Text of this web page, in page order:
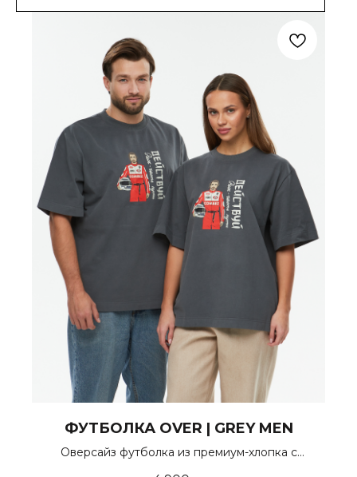
ФУТБОЛКА OVER | GREY MEN
Оверсайз футболка из премиум-хлопка с